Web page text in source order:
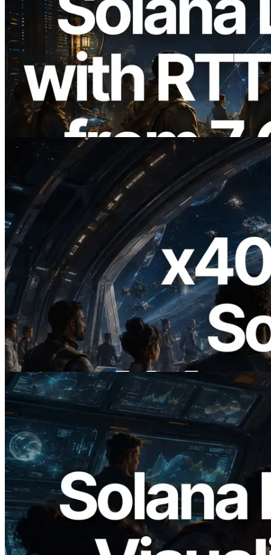
2026.08.05
ERPC erweitert Solana Leader Slot API
um Ping-Messung aus 7 globalen
Regionen — Validators Information API
ebenfalls gestartet
Lesen Sie diesen Artikel
2026.07.04
ERPC startet x402-fähige Solana RPC —
Der Beginn einer Ära, in der KI-Agenten
APIs bei Bedarf bezahlen
Lesen Sie diesen Artikel
2026.05.24
Validators Solutions veröffentlicht Solana